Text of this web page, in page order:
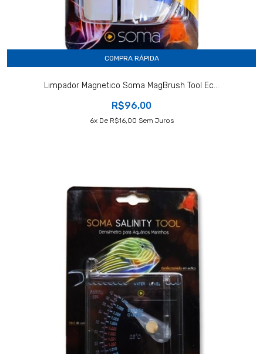
COMPRA RÁPIDA
Limpador Magnetico Soma MagBrush Tool Ec...
R$96,00
6X De R$16,00 Sem Juros